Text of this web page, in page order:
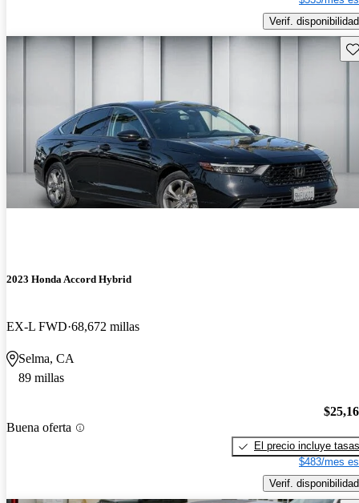
Verif. disponibilidad
2023 Honda Accord Hybrid
EX-L FWD 68,672 millas
Selma, CA
89 millas
Buena oferta
El precio incluye tasas
$483/mes
Verif. disponibilidad